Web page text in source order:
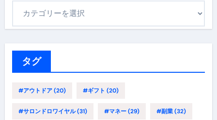
タグ
#アウトドア(20) #ギフト (20)
#サロンドロワイヤル(31) #マネー(29) #副業(32)